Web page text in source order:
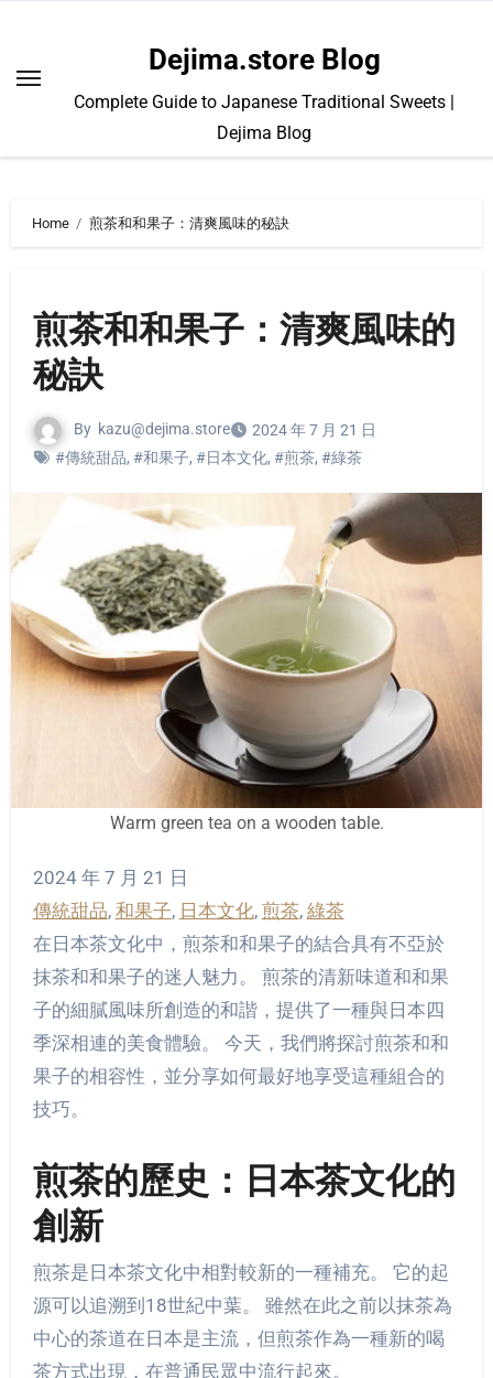
content
Dejima.store Blog
Complete Guide to Japanese Traditional Sweets |
Dejima Blog
Home 煎茶和和果子：清爽風味的秘訣
煎茶和和果子：清爽風味的
秘訣
By kazu@dejima.store
2024 年 7 月 21 日
#傳統甜品, #和果子, #日本文化, #煎茶, #綠茶
Warm green tea on a wooden table.
2024 年 7 月 21 日
傳統甜品, 和果子, 日本文化, 煎茶, 綠茶
在日本茶文化中，煎茶和和果子的結合具有不亞於
抹茶和和果子的迷人魅力。 煎茶的清新味道和和果
子的細膩風味所創造的和諧，提供了一種與日本四
季深相連的美食體驗。 今天，我們將探討煎茶和和
果子的相容性，並分享如何最好地享受這種組合的
技巧。
煎茶的歷史：日本茶文化的
創新
煎茶是日本茶文化中相對較新的一種補充。 它的起
源可以追溯到18世紀中葉。 雖然在此之前以抹茶為
中心的茶道在日本是主流，但煎茶作為一種新的喝
茶方式出現，在普通民眾中流行起來。